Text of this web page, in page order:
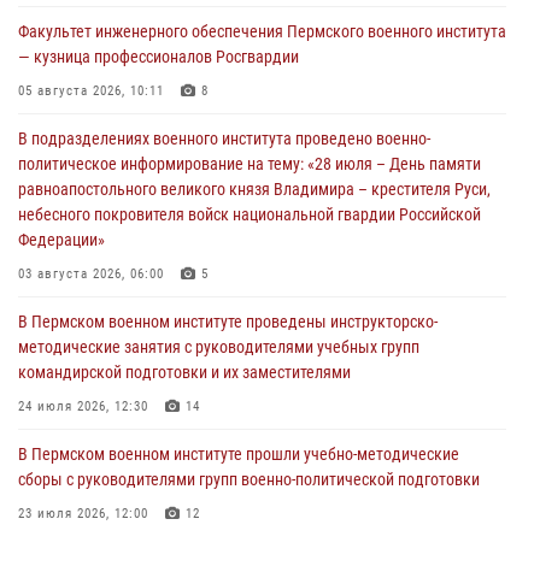
Факультет инженерного обеспечения Пермского военного института
— кузница профессионалов Росгвардии
05 августа 2026, 10:11 8
В подразделениях военного института проведено военно-
политическое информирование на тему: «28 июля – День памяти
равноапостольного великого князя Владимира – крестителя Руси,
небесного покровителя войск национальной гвардии Российской
Федерации»
03 августа 2026, 06:00 5
В Пермском военном институте проведены инструкторско-
методические занятия с руководителями учебных групп
командирской подготовки и их заместителями
24 июля 2026, 12:30 14
В Пермском военном институте прошли учебно-методические
сборы с руководителями групп военно-политической подготовки
23 июля 2026, 12:00 12